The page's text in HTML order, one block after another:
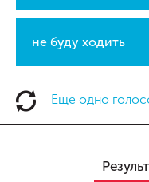
не буду ходить
Еще одно